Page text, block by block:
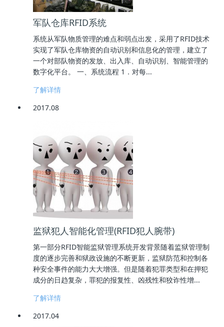
军队仓库RFID系统
系统从军队物质管理的难点和弱点出发，采用了RFID技术
实现了军队仓库物资的自动识别和信息化的管理，建立了
一个对部队物资的发放、出入库、自动识别、智能管理的
数字化平台。 一、系统流程 1．对每...
了解详情
2017.08
监狱犯人智能化管理(RFID犯人腕带)
第一部分RFID智能监狱管理系统开发背景随着监狱管理制
度的逐步完善和狱政设施的不断更新，监狱防范和控制各
种安全事件的能力大大增强。但是随着犯罪类型和在押犯
成分的日趋复杂，罪犯的报复性、凶残性和狡诈性增...
了解详情
2017.04